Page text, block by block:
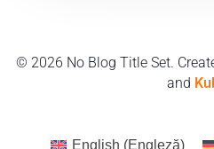
© 2026 No Blog Title Set.
and
English (Engleză)